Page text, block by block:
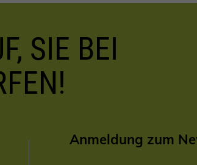
SIE BEI
Anmeldung zum